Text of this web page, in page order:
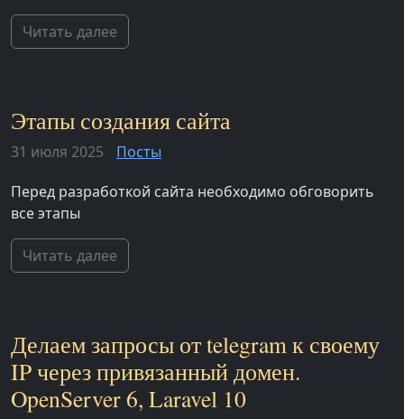
Читать далее
Этапы создания сайта
31 июля 2025
Посты
Перед разработкой сайта необходимо обговорить
все этапы
Читать далее
Делаем запросы от telegram к своему
IP через привязанный домен.
OpenServer 6, Laravel 10